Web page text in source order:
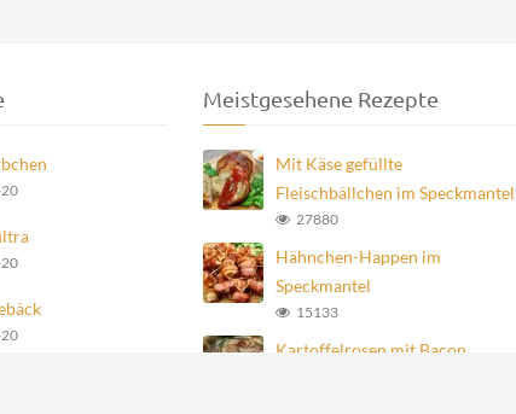
Meistgesehene Rezepte
Mit Käse gefüllte
Fleischbällchen im Speckmantel
27880
Hähnchen-Happen im
Speckmantel
15133
Kartoffelrosen mit Bacon